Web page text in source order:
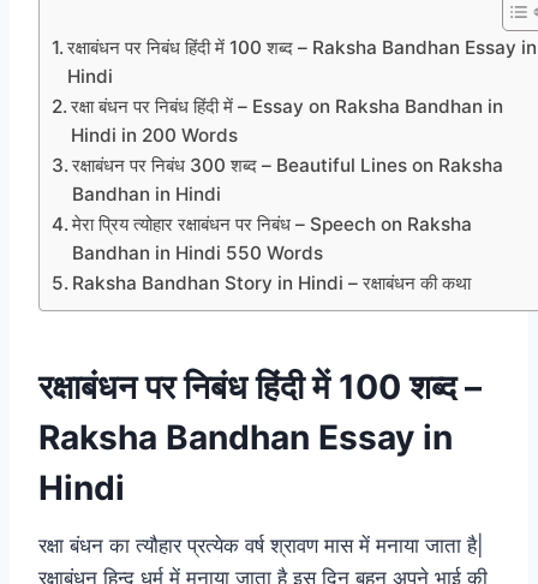
रक्षाबंधन पर निबंध हिंदी में 100 शब्द – Raksha Bandhan Essay in
Hindi
रक्षा बंधन पर निबंध हिंदी में – Essay on Raksha Bandhan in
Hindi in 200 Words
रक्षाबंधन पर निबंध 300 शब्द – Beautiful Lines on Raksha
Bandhan in Hindi
मेरा प्रिय त्योहार रक्षाबंधन पर निबंध – Speech on Raksha
Bandhan in Hindi 550 Words
Raksha Bandhan Story in Hindi – रक्षाबंधन की कथा
रक्षाबंधन पर निबंध हिंदी में 100 शब्द –
Raksha Bandhan Essay in
Hindi
रक्षा बंधन का त्यौहार प्रत्येक वर्ष श्रावण मास में मनाया जाता है|
रक्षाबंधन हिन्दू धर्म में मनाया जाता है इस दिन बहन अपने भाई की